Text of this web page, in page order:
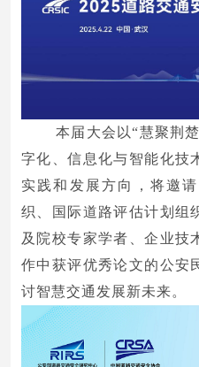
本届大会以“慧聚荆
字化、信息化与智能化技
实践和发展方向，将邀
织、国际道路评估计划组
及院校专家学者、企业技
作中获评优秀论文的公安
讨智慧交通发展新未来。